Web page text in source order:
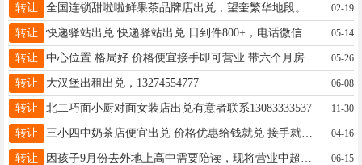
转让 02-19
转让 快递驿站出兑 快递驿站出兑 日到件800+，电话微信同步：13796166831 05-14
转让 中心位置 格局好 价格便宜接手即可营业 带六个月房租153444650424 05-26
转让 大汉堡出租出兑，13274554777 06-08
转让 北二巧面小厨对面女装店出兑有意者联系13083333537 11-30
转让 三小四中奶茶店便宜出兑 价格优惠给钱就兑 接手就挣钱 17304509659 04-16
转让 06-15